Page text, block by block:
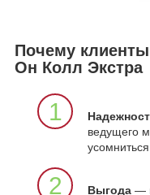
Почему
Он Колл Экстра
1
ведущего
усомниться
2 Выгода —